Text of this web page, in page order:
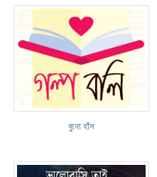
বুনো হাঁস